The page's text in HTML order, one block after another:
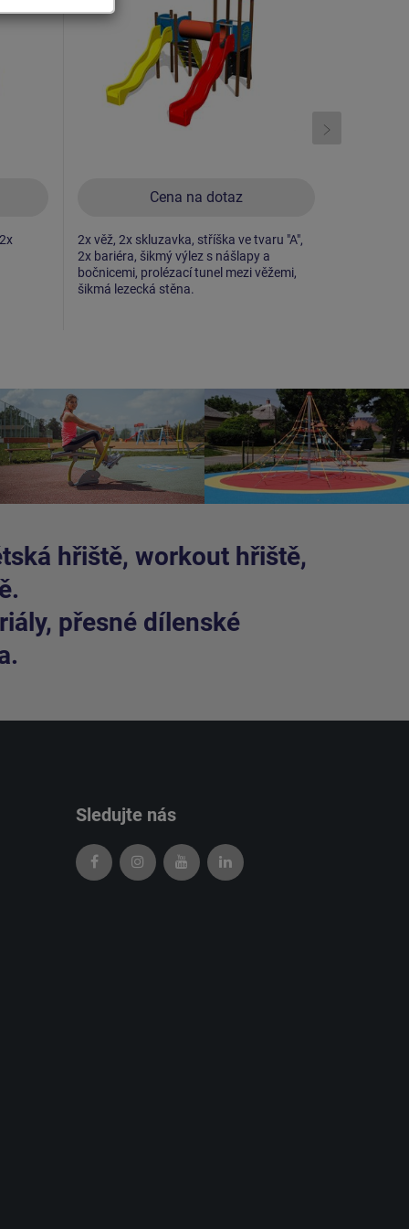
Cena na dotaz
2x věž, 2x skluzavka, stříška ve tvaru "A",
2x bariéra, šikmý výlez s nášlapy a
bočnicemi, prolézací tunel mezi věžemi,
šikmá lezecká stěna.
hřiště, workout hřiště,
přesné dílenské
Sledujte nás